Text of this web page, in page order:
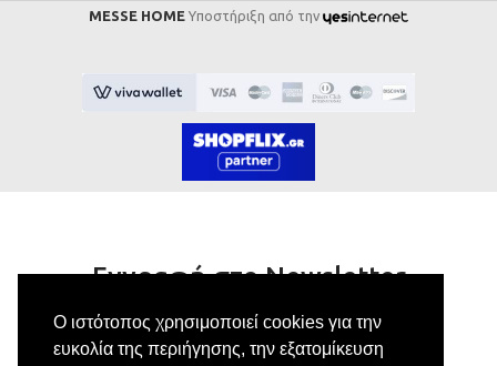
Ο ιστότοπος χρησιμοποιεί cookies για την
ευκολία της περιήγησης, την εξατομίκευση
MESSE HOME Υποστήριξη από την
Εγγραφή στο Newsletter
Κάνε εγγραφή στο newsletter μας για να
λαμβάνεις αποκλειστικές προσφορές.